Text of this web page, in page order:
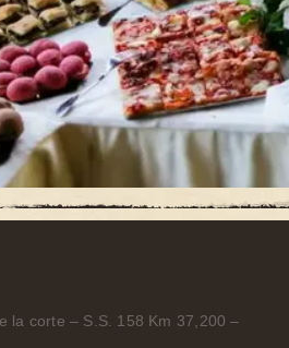
la corte – S.S. 158 Km 37,200 –